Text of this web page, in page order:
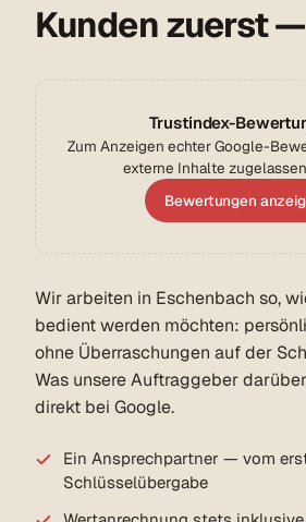
Kunden zuerst
Trustindex-
Zum Anzeigen echter Google-
externe Inhalte
Bewertungen
Wir arbeiten in Eschenbach so,
bedient werden möchten:
ohne Überraschungen auf der
Was unsere Auftraggeber
direkt bei Google.
Ein Ansprechpartner — vom
Schlüsselübergabe